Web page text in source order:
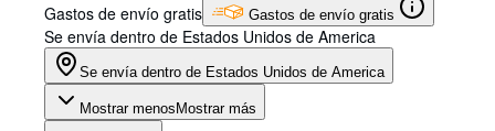
Gastos de envío gratis Gastos de envío gratis
Se envía dentro de Estados Unidos de America
Se envía dentro de Estados Unidos de America
Mostrar menosMostrar más